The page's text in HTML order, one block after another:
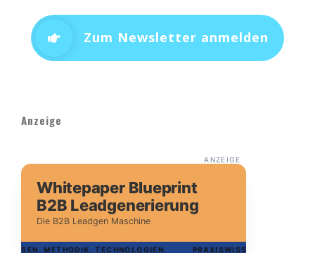
Zum Newsletter anmelden
Anzeige